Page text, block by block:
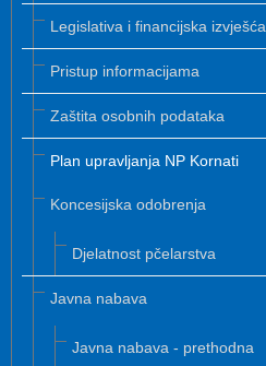
Legislativa i financijska izvješća
Pristup informacijama
Zaštita osobnih podataka
Plan upravljanja NP Kornati
Koncesijska odobrenja
Djelatnost pčelarstva
Javna nabava
Javna nabava - prethodna